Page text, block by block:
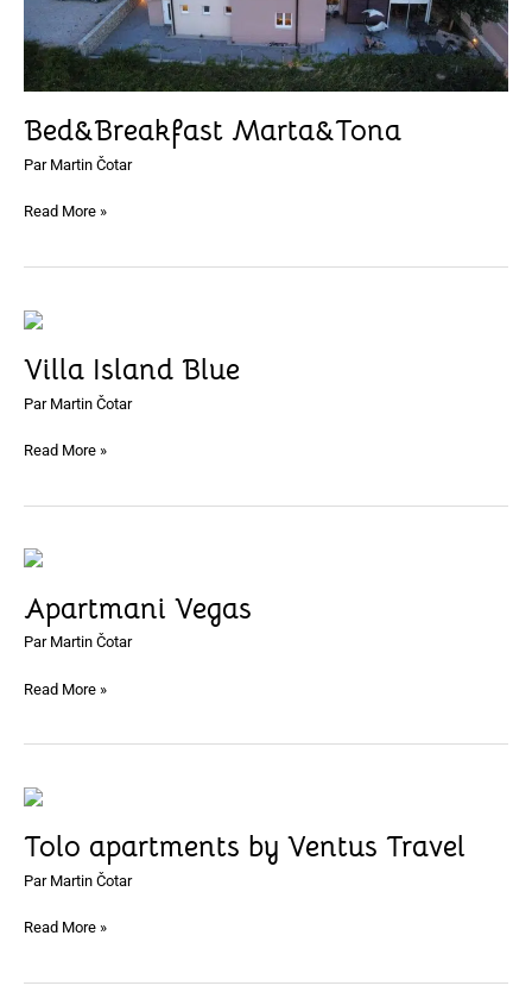
Bed&Breakfast Marta&Tona
Par Martin Čotar
Read More »
Villa Island Blue
Par Martin Čotar
Villa
Blue
Read More »
Apartmani Vegas
Par Martin Čotar
Apartmani
Read More »
Tolo apartments by Ventus Travel
Par Martin Čotar
Tolo
by
Read More »